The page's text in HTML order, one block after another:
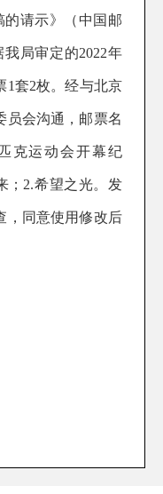
的请示》（中国邮
我局审定的2022年
1套2枚。经与北京
员会沟通 ，邮票名
克运动会开幕纪
；2.希望之光。 发
，同意使用修改后